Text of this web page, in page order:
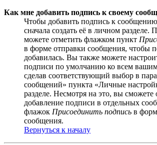
Как мне добавить подпись к своему
Чтобы добавить подпись к
сначала создать её в личном разделе.
можете отметить флажком пункт
в форме отправки сообщения, чтобы
добавилась. Вы также можете
подписи по умолчанию ко всем
сделав соответствующий выбор в
сообщений» пункта «Личные
разделе. Несмотря на это, вы сможете
добавление подписи в отдельных
флажок Присоединить подпись в
сообщения.
Вернуться к началу